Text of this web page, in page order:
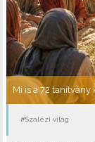
Mi is a 72
#Szalézi világ